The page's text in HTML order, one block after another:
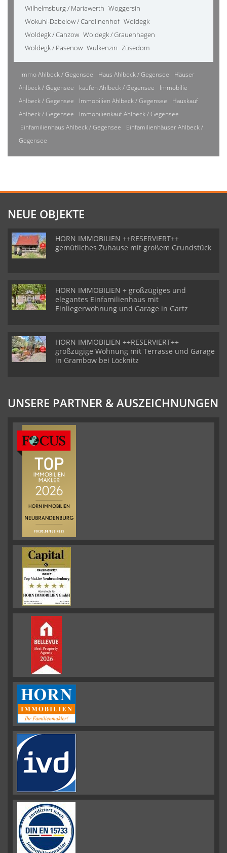
Wilhelmsburg / Mariawerth Woggersin
Wokuhl-Dabelow / Carolinenhof Woldegk
Woldegk / Canzow Woldegk / Grauenhagen
Woldegk / Pasenow Wulkenzin Züsedom
Immo Ahlbeck / Gegensee Haus Ahlbeck / Gegensee
Häuser
Ahlbeck / Gegensee
kaufen Ahlbeck / Gegensee
Immobilie
Ahlbeck / Gegensee
Immobilien Ahlbeck / Gegensee
Hauskauf
Ahlbeck / Gegensee
Immobilienkauf Ahlbeck / Gegensee
Einfamilienhaus Ahlbeck / Gegensee
Einfamilienhäuser Ahlbeck /
Gegensee
NEUE OBJEKTE
HORN IMMOBILIEN ++RESERVIERT++
gemütliches Zuhause mit großem Grundstück
HORN IMMOBILIEN + großzügiges und
elegantes Einfamilienhaus mit
Einliegerwohnung und Garage in Gartz
HORN IMMOBILIEN ++RESERVIERT++
großzügige Wohnung mit Terrasse und Garage
in Grambow bei Löcknitz
UNSERE PARTNER & AUSZEICHNUNGEN